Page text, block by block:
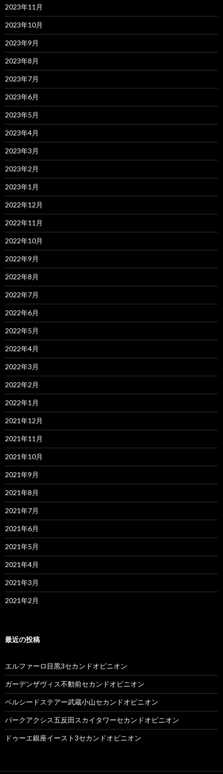
2023年11月
2023年10月
2023年9月
2023年8月
2023年7月
2023年6月
2023年5月
2023年4月
2023年3月
2023年2月
2023年1月
2022年12月
2022年11月
2022年10月
2022年9月
2022年8月
2022年7月
2022年6月
2022年5月
2022年4月
2022年3月
2022年2月
2022年1月
2021年12月
2021年11月
2021年10月
2021年9月
2021年8月
2021年7月
2021年6月
2021年5月
2021年4月
2021年3月
2021年2月
最近の投稿
エルファーロ目黒3セカンドオピニオン
ガーデンザヴィス不動前セカンドオピニオン
ベルシードステアー武蔵小山セカンドオピニオン
パークアクシス五反田スカイタワーセカンドオピニオン
ドゥーエ銀座イースト3セカンドオピニオン